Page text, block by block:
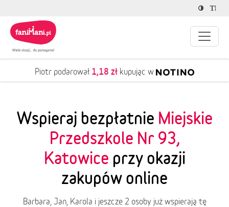
Piotr podarował 1,18 zł kupując w
Wspieraj bezpłatnie Miejskie
Przedszkole Nr 93,
Katowice przy okazji
zakupów online
Barbara, Jan, Karola i jeszcze 2 osoby już wspierają tę